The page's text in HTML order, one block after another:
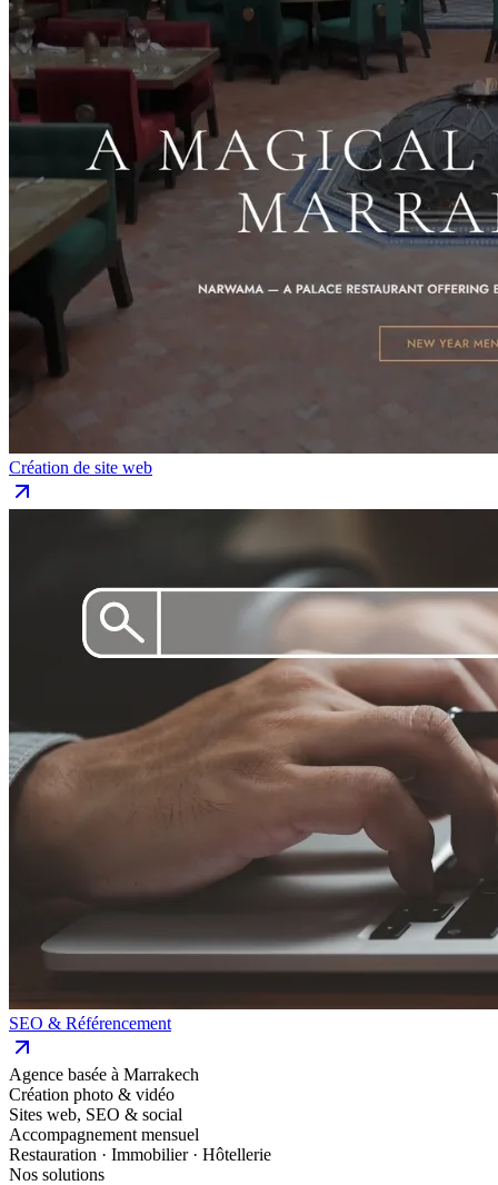
Création de site web
SEO & Référencement
Agence basée à Marrakech
Création photo & vidéo
Sites web, SEO & social
Accompagnement mensuel
Restauration · Immobilier · Hôtellerie
Nos solutions